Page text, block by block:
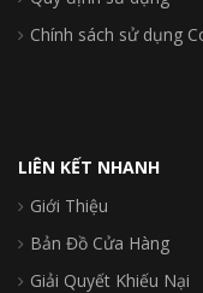
Chính sách sử dụng
LIÊN KẾT NHANH
Giới Thiệu
Bản Đồ Cửa Hàng
Giải Quyết Khiếu Nại